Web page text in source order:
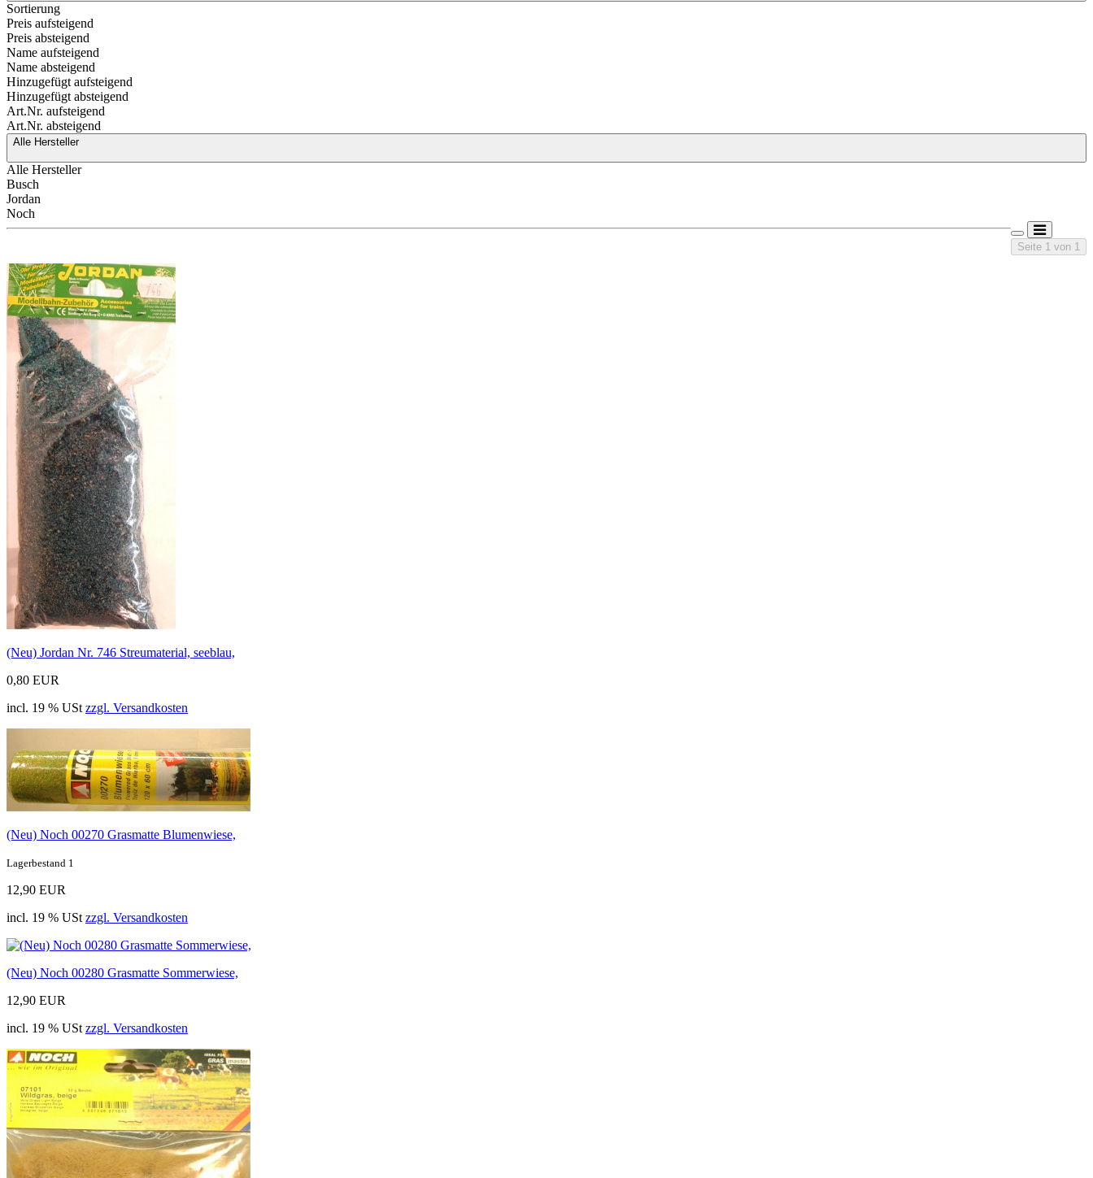
Sortierung
Preis aufsteigend
Preis absteigend
Name aufsteigend
Name absteigend
Hinzugefügt aufsteigend
Hinzugefügt absteigend
Art.Nr. aufsteigend
Art.Nr. absteigend
Alle Hersteller
Alle Hersteller
Busch
Jordan
Noch
Seite 1 von 1
(Neu) Jordan Nr. 746 Streumaterial, seeblau,
0,80 EUR
incl. 19 % USt zzgl. Versandkosten
(Neu) Noch 00270 Grasmatte Blumenwiese,
Lagerbestand 1
12,90 EUR
incl. 19 % USt zzgl. Versandkosten
(Neu) Noch 00280 Grasmatte Sommerwiese,
12,90 EUR
incl. 19 % USt zzgl. Versandkosten